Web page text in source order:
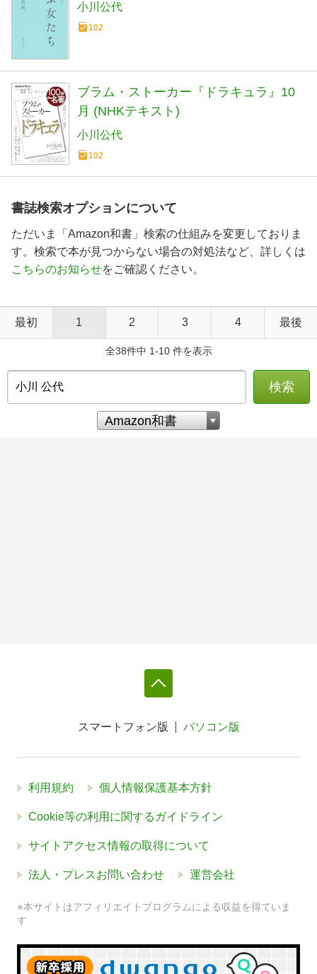
小川公代
102
ブラム・ストーカー『ドラキュラ』10
月 (NHKテキスト)
小川公代
102
書誌検索オプションについて
ただいま「Amazon和書」検索の仕組みを変更しておりま
す。検索で本が見つからない場合の対処法など、詳しくは
こちらのお知らせをご確認ください。
最初 1 2 3 4 最後
全38件中 1-10 件を表示
検索
スマートフォン版 パソコン版
利用規約 個人情報保護基本方針
Cookie等の利用に関するガイドライン
サイトアクセス情報の取得について
法人・プレスお問い合わせ 運営会社
※本サイトはアフィリエイトプログラムによる収益を得ていま
す